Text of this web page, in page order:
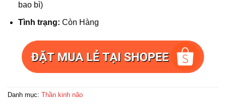
bao bì)
Tình trạng: Còn Hàng
Danh mục: Thần kinh não